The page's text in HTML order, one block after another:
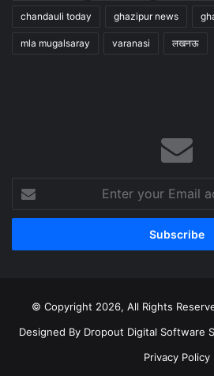
chandauli today ghazipur news
mla mugalsaray varanasi लखनऊ
your
Email
© Copyright 2026, All Rights
Designed By Dropout Digital Software
Privacy Policy